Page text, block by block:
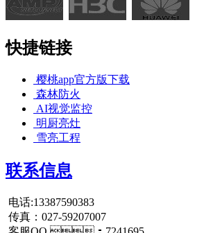
快捷链接
樱桃app官方版下载
森林防火
AI视觉监控
明厨亮灶
雪亮工程
联系信息
电话:13387590383
传真：027-59207007